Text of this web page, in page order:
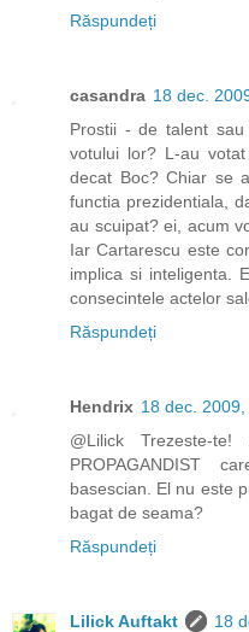
Răspundeți
casandra 18 dec.
Prostii - de talent
votului lor? L-au
decat Boc? Chiar se
functia prezidentiala,
au scuipat? ei, acum
Iar Cartarescu este
implica si inteligenta.
consecintele actelor
Răspundeți
Hendrix 18 dec.
@Lilick Trezeste-
PROPAGANDIST
basescian. El nu este
bagat de seama?
Răspundeți
Lilick Auftakt
18